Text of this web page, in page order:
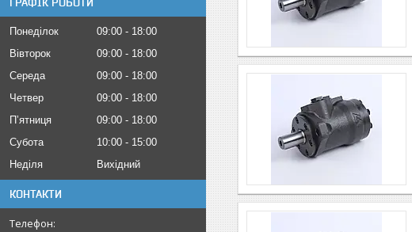
Понеділок 09:00
18:00
Вівторок
09:00
18:00
Середа
09:00
18:00
Четвер
09:00
18:00
Пʼятниця
09:00
18:00
Субота
10:00
15:00
Неділя
Вихідний
КОНТАКТИ